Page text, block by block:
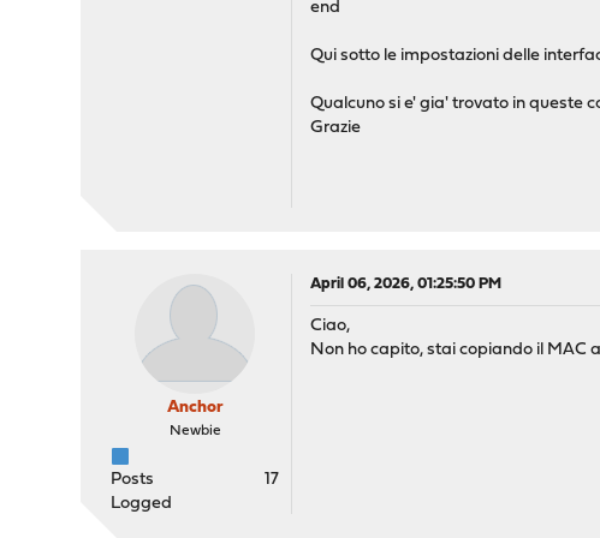
end
Qui sotto le impostazioni delle
Qualcuno si e' gia' trovato in queste
Grazie
Anchor
Newbie
Posts
17
Logged
April 06, 2026, 01:25:50 PM
Ciao,
Non ho capito, stai copiando il MAC